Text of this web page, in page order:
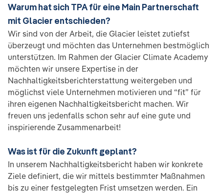
Warum hat sich TPA für eine Main Partnerschaft
mit Glacier entschieden?
Wir sind von der Arbeit, die Glacier leistet zutiefst
überzeugt und möchten das Unternehmen bestmöglich
unterstützen. Im Rahmen der Glacier Climate Academy
möchten wir unsere Expertise in der
Nachhaltigkeitsberichterstattung weitergeben und
möglichst viele Unternehmen motivieren und “fit” für
ihren eigenen Nachhaltigkeitsbericht machen. Wir
freuen uns jedenfalls schon sehr auf eine gute und
inspirierende Zusammenarbeit!
Was ist für die Zukunft geplant?
In unserem Nachhaltigkeitsbericht haben wir konkrete
Ziele definiert, die wir mittels bestimmter Maßnahmen
bis zu einer festgelegten Frist umsetzen werden. Ein